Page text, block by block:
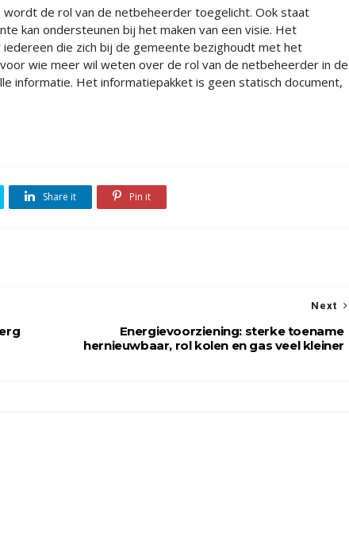
de rol van de netbeheerder toegelicht. Ook staat
kan ondersteunen bij het maken van een visie. Het
die zich bij de gemeente bezighoudt met het
wie meer wil weten over de rol van de netbeheerder in de
informatie. Het informatiepakket is geen statisch document,
Share it Pin it
Next
Energievoorziening: sterke toename
hernieuwbaar, rol kolen en gas veel kleiner